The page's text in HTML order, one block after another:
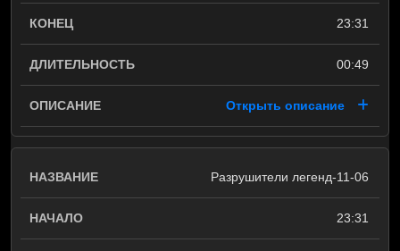
23:31
00:49
Открыть описание
Разрушители легенд-11-06
23:31